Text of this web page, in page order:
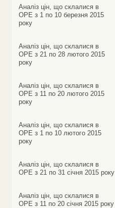
Аналіз цін, що склалися в
ОРЕ з 1 по 10 березня 2015
року
Аналіз цін, що склалися в
ОРЕ з 21 по 28 лютого 2015
року
Аналіз цін, що склалися в
ОРЕ з 11 по 20 лютого 2015
року
Аналіз цін, що склалися в
ОРЕ з 1 по 10 лютого 2015
року
Аналіз цін, що склалися в
ОРЕ з 21 по 31 січня 2015 року
Аналіз цін, що склалися в
ОРЕ з 11 по 20 січня 2015 року